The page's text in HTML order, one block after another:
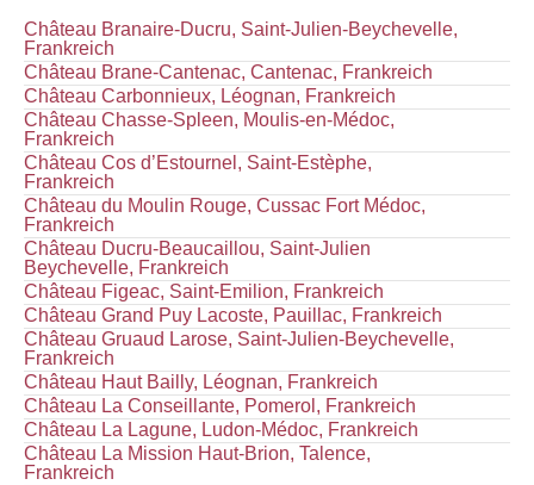
Château Branaire-Ducru, Saint-Julien-Beychevelle,
Frankreich
Château Brane-Cantenac, Cantenac, Frankreich
Château Carbonnieux, Léognan, Frankreich
Château Chasse-Spleen, Moulis-en-Médoc,
Frankreich
Château Cos d’Estournel, Saint-Estèphe,
Frankreich
Château du Moulin Rouge, Cussac Fort Médoc,
Frankreich
Château Ducru-Beaucaillou, Saint-Julien
Beychevelle, Frankreich
Château Figeac, Saint-Emilion, Frankreich
Château Grand Puy Lacoste, Pauillac, Frankreich
Château Gruaud Larose, Saint-Julien-Beychevelle,
Frankreich
Château Haut Bailly, Léognan, Frankreich
Château La Conseillante, Pomerol, Frankreich
Château La Lagune, Ludon-Médoc, Frankreich
Château La Mission Haut-Brion, Talence,
Frankreich